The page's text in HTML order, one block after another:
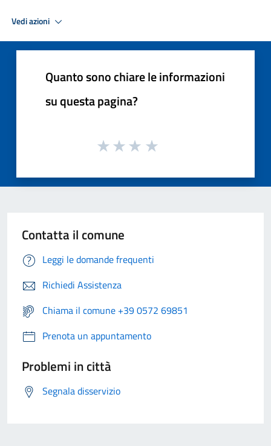
Vedi azioni
Quanto sono chiare le informazioni
su questa pagina?
Contatta il comune
Leggi le domande frequenti
Richiedi Assistenza
Chiama il comune +39 0572 69851
Prenota un appuntamento
Problemi in città
Segnala disservizio